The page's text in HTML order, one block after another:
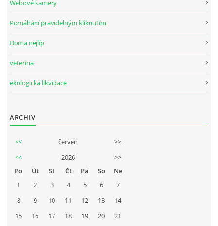
Webové kamery
Pomáhání pravidelným kliknutím
Doma nejlíp
veterina
ekologická likvidace
ARCHIV
<< červen
>>
<<
2026
>>
Po
Út St Čt Pá So
Ne
1
2 3 4 5 6
7
8
9 10 11 12 13
14
15
16 17 18 19 20
21